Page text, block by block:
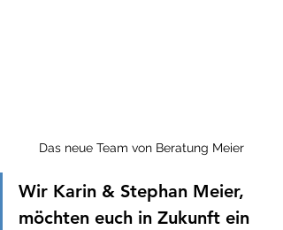
Das neue Team von Beratung Meier
Wir Karin & Stephan Meier,
möchten euch in Zukunft ein